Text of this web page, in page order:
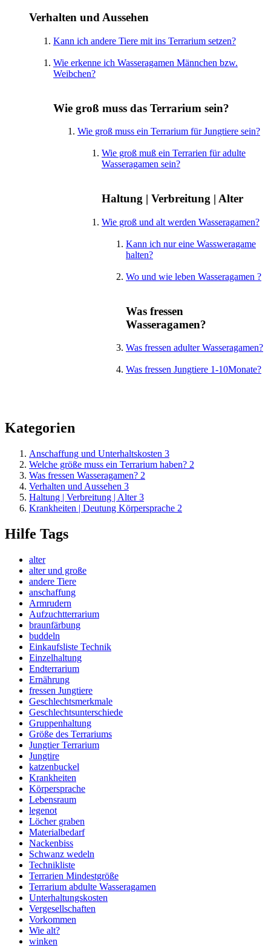
Verhalten und Aussehen
Kann ich andere Tiere mit ins Terrarium setzen?
Wie erkenne ich Wasseragamen Männchen bzw.
Weibchen?
Wie groß muss das Terrarium sein?
Wie groß muss ein Terrarium für Jungtiere sein?
Wie groß muß ein Terrarien für adulte
Wasseragamen sein?
Haltung | Verbreitung | Alter
Wie groß und alt werden Wasseragamen?
Kann ich nur eine Wassweragame
halten?
Wo und wie leben Wasseragamen ?
Was fressen
Wasseragamen?
Was fressen adulter Wasseragamen?
Was fressen Jungtiere 1-10Monate?
Kategorien
Anschaffung und Unterhaltskosten 3
Welche größe muss ein Terrarium haben? 2
Was fressen Wasseragamen? 2
Verhalten und Aussehen 3
Haltung | Verbreitung | Alter 3
Krankheiten | Deutung Körpersprache 2
Hilfe Tags
alter
alter und große
andere Tiere
anschaffung
Armrudern
Aufzuchtterrarium
braunfärbung
buddeln
Einkaufsliste Technik
Einzelhaltung
Endterrarium
Ernährung
fressen Jungtiere
Geschlechtsmerkmale
Geschlechtsunterschiede
Gruppenhaltung
Größe des Terrariums
Jungtier Terrarium
Jungtire
katzenbuckel
Krankheiten
Körpersprache
Lebensraum
legenot
Löcher graben
Materialbedarf
Nackenbiss
Schwanz wedeln
Technikliste
Terrarien Mindestgröße
Terrarium abdulte Wasseragamen
Unterhaltungskosten
Vergesellschaften
Vorkommen
Wie alt?
winken